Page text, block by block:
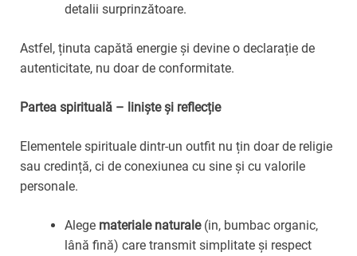
detalii surprinzătoare.
Astfel, ținuta capătă energie și devine o declarație de
autenticitate, nu doar de conformitate.
Partea spirituală – liniște și reflecție
Elementele spirituale dintr-un outfit nu țin doar de religie
sau credință, ci de conexiunea cu sine și cu valorile
personale.
Alege materiale naturale(in, bumbac organic,
lână fină) care transmit simplitate și respect